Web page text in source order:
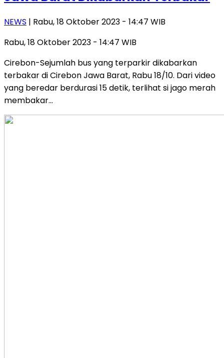
NEWS | Rabu, 18 Oktober 2023 - 14:47 WIB
Rabu, 18 Oktober 2023 - 14:47 WIB
Cirebon-Sejumlah bus yang terparkir dikabarkan
terbakar di Cirebon Jawa Barat, Rabu 18/10. Dari video
yang beredar berdurasi 15 detik, terlihat si jago merah
membakar…